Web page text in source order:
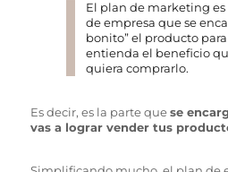
El plan de marketing
de empresa que se
bonito” el producto
entienda el beneficio
quiera comprarlo.
Es decir, es la parte quese
vas a lograr vender tus